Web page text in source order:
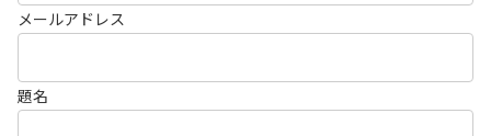
メールアドレス
題名